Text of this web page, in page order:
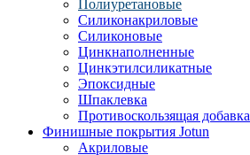
Полиуретановые
Силиконакриловые
Силиконовые
Цинкнаполненные
Цинкэтилсиликатные
Эпоксидные
Шпаклевка
Противоскользящая добавка
Финишные покрытия Jotun
Акриловые